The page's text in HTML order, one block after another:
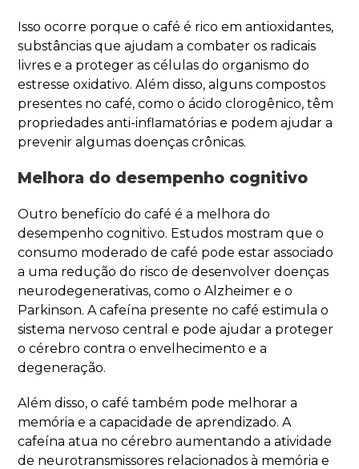
Isso ocorre porque o café é rico em antioxidantes,
substâncias que ajudam a combater os radicais
livres e a proteger as células do organismo do
estresse oxidativo. Além disso, alguns compostos
presentes no café, como o ácido clorogênico, têm
propriedades anti-inflamatórias e podem ajudar a
prevenir algumas doenças crônicas.
Melhora do desempenho cognitivo
Outro benefício do café é a melhora do
desempenho cognitivo. Estudos mostram que o
consumo moderado de café pode estar associado
a uma redução do risco de desenvolver doenças
neurodegenerativas, como o Alzheimer e o
Parkinson. A cafeína presente no café estimula o
sistema nervoso central e pode ajudar a proteger
o cérebro contra o envelhecimento e a
degeneração.
Além disso, o café também pode melhorar a
memória e a capacidade de aprendizado. A
cafeína atua no cérebro aumentando a atividade
de neurotransmissores relacionados à memória e